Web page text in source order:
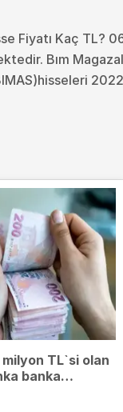
Fiyatı Kaç TL?
Bım
milyon TL`si olan
banka